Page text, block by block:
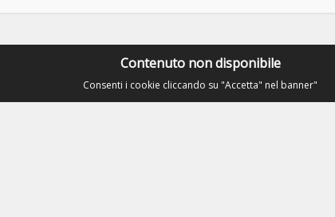
Contenuto non disponibile
Consenti i cookie cliccando su "Accetta" nel banner"